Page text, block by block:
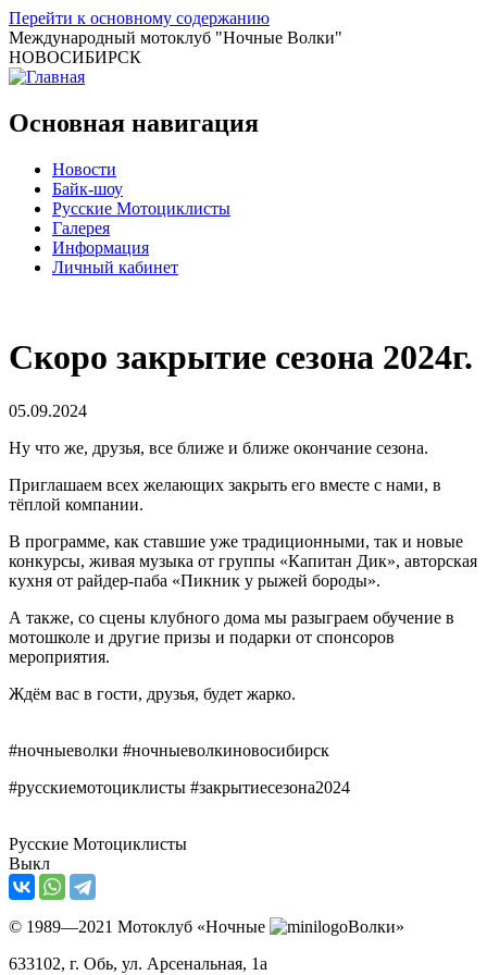
Перейти к основному содержанию
Международный мотоклуб "Ночные Волки"
НОВОСИБИРСК
Основная навигация
Новости
Байк-шоу
Русские Мотоциклисты
Галерея
Информация
Личный кабинет
Скоро закрытие сезона 2024г.
05.09.2024
Ну что же, друзья, все ближе и ближе окончание сезона.
Приглашаем всех желающих закрыть его вместе с нами, в
тёплой компании.
В программе, как ставшие уже традиционными, так и новые
конкурсы, живая музыка от группы «Капитан Дик», авторская
кухня от райдер-паба «Пикник у рыжей бороды».
А также, со сцены клубного дома мы разыграем обучение в
мотошколе и другие призы и подарки от спонсоров
мероприятия.
Ждём вас в гости, друзья, будет жарко.
#ночныеволки #ночныеволкиновосибирск
#русскиемотоциклисты #закрытиесезона2024
Русские Мотоциклисты
Выкл
© 1989—2021 Мотоклуб «Ночные
Волки»
633102, г. Обь, ул. Арсенальная, 1а